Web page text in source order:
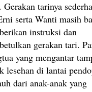
tarinya
serta Wanti masih
instruksi dan
gerakan tari.
yang mengantar
lesehan di lantai
dari anak-anak yang